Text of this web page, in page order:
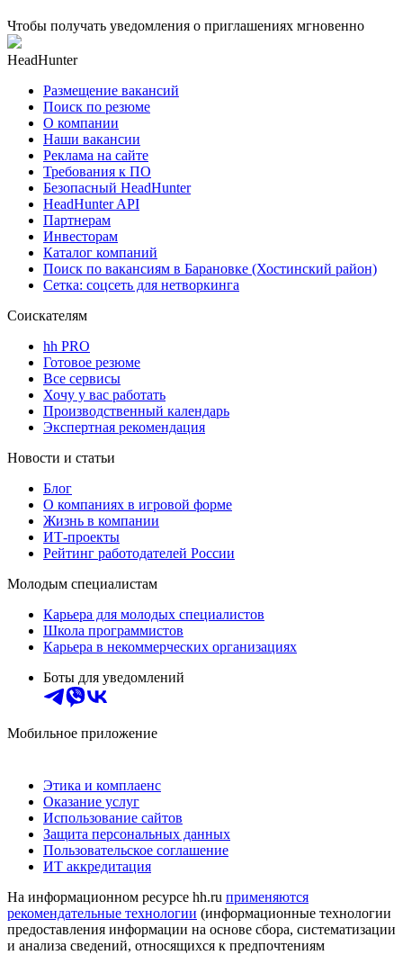
Чтобы получать уведомления о приглашениях мгновенно
HeadHunter
Размещение вакансий
Поиск по резюме
О компании
Наши вакансии
Реклама на сайте
Требования к ПО
Безопасный HeadHunter
HeadHunter API
Партнерам
Инвесторам
Каталог компаний
Поиск по вакансиям в Барановке (Хостинский район)
Сетка: соцсеть для нетворкинга
Соискателям
hh PRO
Готовое резюме
Все сервисы
Хочу у вас работать
Производственный календарь
Экспертная рекомендация
Новости и статьи
Блог
О компаниях в игровой форме
Жизнь в компании
ИТ-проекты
Рейтинг работодателей России
Молодым специалистам
Карьера для молодых специалистов
Школа программистов
Карьера в некоммерческих организациях
Боты для уведомлений
Мобильное приложение
Этика и комплаенс
Оказание услуг
Использование сайтов
Защита персональных данных
Пользовательское соглашение
ИТ аккредитация
На информационном ресурсе hh.ru применяются
рекомендательные технологии (информационные технологии
предоставления информации на основе сбора, систематизации
и анализа сведений, относящихся к предпочтениям